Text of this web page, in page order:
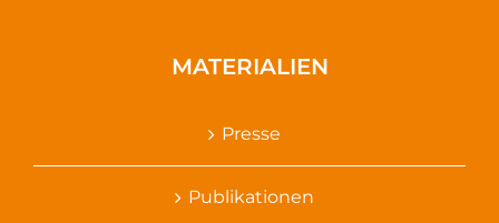
MATERIALIEN
Presse
Publikationen